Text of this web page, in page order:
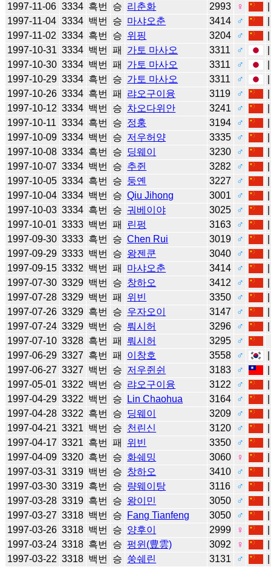
1997-11-06 3334 흑번 승 리춘화 2993 ♀
1997-11-04 3334 백번 승 마샤오춘 3414 ♂
1997-11-02 3334 흑번 승 위핑 3204 ♂
1997-10-31 3334 백번 패 가토 마사오 3311 ♂
1997-10-30 3334 백번 패 가토 마사오 3311 ♂
1997-10-29 3334 흑번 승 가토 마사오 3311 ♂
1997-10-26 3334 흑번 패 랴오구이융 3119 ♂
1997-10-12 3334 백번 승 차오다위안 3241 ♂
1997-10-11 3334 흑번 승 정훙 3194 ♂
1997-10-09 3334 백번 승 저우허양 3335 ♂
1997-10-08 3334 흑번 승 딩웨이 3230 ♂
1997-10-07 3334 백번 승 추쥔 3282 ♂
1997-10-05 3334 흑번 승 둥옌 3227 ♂
1997-10-04 3334 백번 승 Qiu Jihong 3001 ♂
1997-10-03 3334 흑번 승 궈베이야 3025 ♂
1997-10-01 3333 백번 패 린펑 3163 ♂
1997-09-30 3333 흑번 승 Chen Rui 3019 ♂
1997-09-29 3333 백번 승 왕젠쿤 3040 ♂
1997-09-15 3332 백번 패 마샤오춘 3414 ♂
1997-07-30 3329 백번 승 창하오 3412 ♂
1997-07-28 3329 백번 패 위빈 3350 ♂
1997-07-26 3329 흑번 승 우자오이 3147 ♂
1997-07-24 3329 백번 승 뤄시허 3296 ♂
1997-07-10 3328 흑번 패 뤄시허 3295
♂
1997-06-29 3327 흑번 패 이창호 3558 ♂
1997-06-27 3327 백번 승 저우쥔쉰 3183 ♂
1997-05-01 3322 백번 승 랴오구이융 3122 ♂
1997-04-29 3322 백번 승 Lin Chaohua 3164 ♂
1997-04-28 3322 흑번 승 딩웨이 3209 ♂
1997-04-21 3321 백번 승 천린신 3120 ♂
1997-04-17 3321 흑번 패 위빈 3350 ♂
1997-04-09 3320 흑번 승 화쉐밍 3060 ♀
1997-03-31 3319 백번 승 창하오 3410 ♂
1997-03-30 3319 흑번 승 량웨이탕 3116 ♂
1997-03-28 3319 흑번 승 왕이민 3050 ♂
1997-03-27 3318 백번 승 Fang Tianfeng 3050 ♂
1997-03-26 3318 백번 승 양후이 2999 ♀
1997-03-24 3318 흑번 승 펑윈(豊雲) 3092 ♀
1997-03-22 3318 백번 승 쑹쉐린 3131 ♂